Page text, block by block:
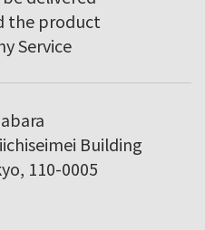
the product
Service
Building
110-0005